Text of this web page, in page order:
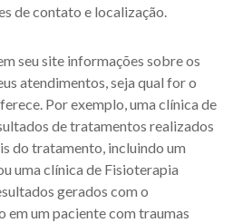
de contato e localização.
seu site informações sobre os
atendimentos, seja qual for o
Por exemplo, uma clínica de
de tratamentos realizados
do tratamento, incluindo um
uma clínica de Fisioterapia
gerados com o
um paciente com traumas